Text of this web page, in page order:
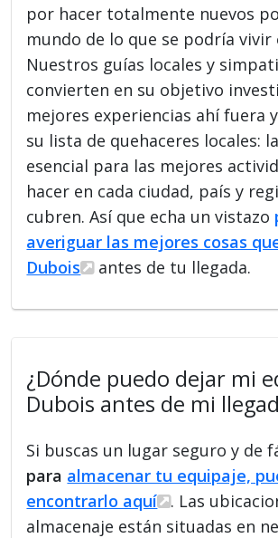
por hacer totalmente nuevos
mundo de lo que se podría vivir
Nuestros guías locales y
convierten en su objetivo
mejores experiencias ahí fuera
su lista de quehaceres locales:
esencial para las mejores
hacer en cada ciudad, país y
cubren. Así que echa un vistazo
averiguar las mejores cosas
Dubois
antes de tu llegada.
¿Dónde puedo dejar mi
Dubois antes de mi
Si buscas un lugar seguro y de
para almacenar tu equipaje,
encontrarlo aquí
. Las
almacenaje están situadas en